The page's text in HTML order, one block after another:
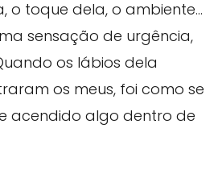
o toque dela, o ambiente...
sensação de urgência,
os lábios dela
os meus, foi como se
acendido algo dentro de